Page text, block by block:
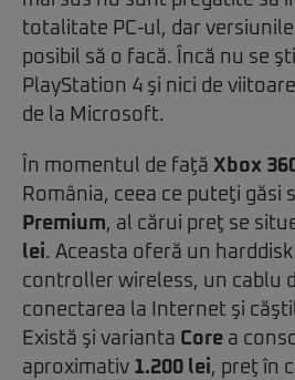
totalitate PC-ul, dar
posibil să o facă. Încă nu se
PlayStation 4 şi nici de
de la Microsoft.
În momentul de faţă Xbox
România, ceea ce puteţi găsi
Premium, al cărui preţ se
lei. Aceasta oferă un harddisk
controller wireless, un cablu
conectarea la Internet şi
Există şi varianta Core a
aproximativ 1.200 lei, preţ în